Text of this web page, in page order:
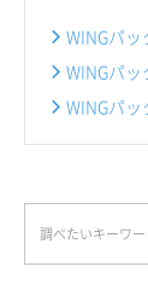
WINGパ
WINGパ
WINGパ